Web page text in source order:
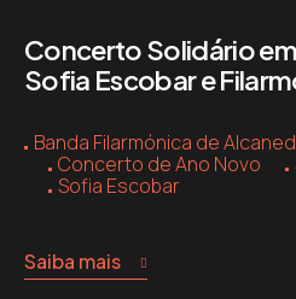
Concerto Solidário
Sofia Escobar e
Banda Filarmónica de
Concerto de Ano Novo
Sofia Escobar
Saiba mais